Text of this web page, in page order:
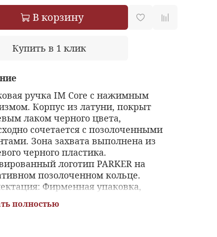
В корзину
Купить в 1 клик
ручка IM Core с нажимным
Корпус из латуни, покрыт
лаком черного цвета,
сочетается с позолоченными
Зона захвата выполнена из
черного пластика.
логотип PARKER на
позолоченном кольце.
Фирменная упаковка,
по эксплуатации с гарантийным
Гарантия производителя: Два 2 года
полностью